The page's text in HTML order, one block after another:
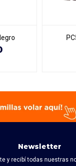
Newsletter
y recibí todas nuestras